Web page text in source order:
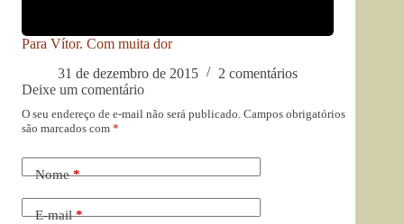
Para Vítor. Com muita dor
31 de dezembro de 2015
2 comentários
Deixe um comentário
O seu endereço de e-mail não será publicado. Campos obrigatórios
são marcados com *
Nome*
E-mail*